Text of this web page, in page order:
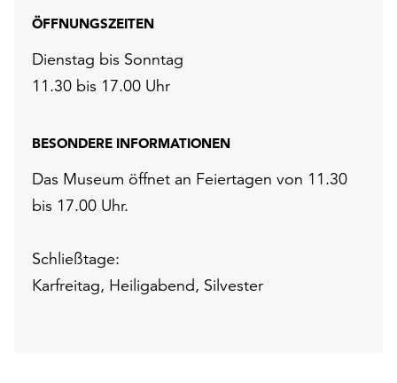
ÖFFNUNGSZEITEN
Dienstag bis Sonntag
11.30 bis 17.00 Uhr
BESONDERE INFORMATIONEN
Das Museum öffnet an Feiertagen von 11.30
bis 17.00 Uhr.
Schließtage:
Karfreitag, Heiligabend, Silvester